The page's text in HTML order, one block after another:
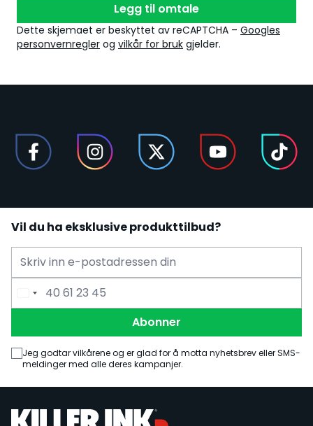
Legg til omtale
Dette skjemaet er beskyttet av reCAPTCHA – Googles
personvernregler og vilkår for bruk gjelder.
Vil du ha eksklusive produkttilbud?
E-mailadress
Telefonnummer
Abonner
Jeg godtar vilkårene og er glad for å motta nyhetsbrev eller SMS-
meldinger med alle deres kampanjer.